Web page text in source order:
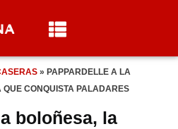
» PAPPARDELLE A LA
CONQUISTA PALADARES
boloñesa, la